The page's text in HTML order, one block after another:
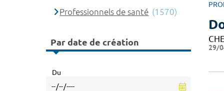
29/
Professionnels de santé (1570)
Par date de création
Du